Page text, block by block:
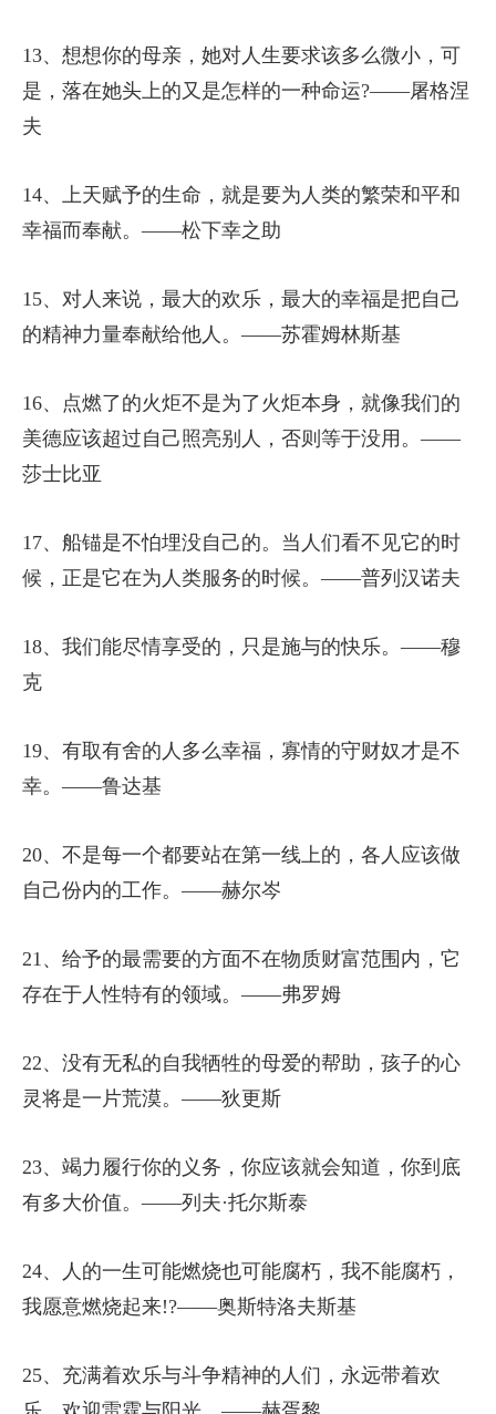
13、想想你的母亲，她对人生要求该多么微小，可
是，落在她头上的又是怎样的一种命运?——屠格涅
夫
14、上天赋予的生命，就是要为人类的繁荣和平和
幸福而奉献。——松下幸之助
15、对人来说，最大的欢乐，最大的幸福是把自己
的精神力量奉献给他人。——苏霍姆林斯基
16、点燃了的火炬不是为了火炬本身，就像我们的
美德应该超过自己照亮别人，否则等于没用。——
莎士比亚
17、船锚是不怕埋没自己的。当人们看不见它的时
候，正是它在为人类服务的时候。——普列汉诺夫
18、我们能尽情享受的，只是施与的快乐。——穆
克
19、有取有舍的人多么幸福，寡情的守财奴才是不
幸。——鲁达基
20、不是每一个都要站在第一线上的，各人应该做
自己份内的工作。——赫尔岑
21、给予的最需要的方面不在物质财富范围内，它
存在于人性特有的领域。——弗罗姆
22、没有无私的自我牺牲的母爱的帮助，孩子的心
灵将是一片荒漠。——狄更斯
23、竭力履行你的义务，你应该就会知道，你到底
有多大价值。——列夫·托尔斯泰
24、人的一生可能燃烧也可能腐朽，我不能腐朽，
我愿意燃烧起来!?——奥斯特洛夫斯基
25、充满着欢乐与斗争精神的人们，永远带着欢